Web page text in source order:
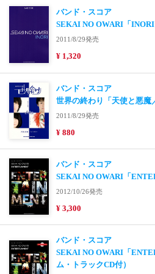
バンド・スコア
SEKAI NO OWARI「INORI
2011/8/29発売
¥ 1,320
バンド・スコア
世界の終わり「天使と悪魔
2011/8/29発売
¥ 880
バンド・スコア
SEKAI NO OWARI「
2012/10/26発売
¥ 3,300
バンド・スコア
SEKAI NO OWARI「
ム・トラックCD付）